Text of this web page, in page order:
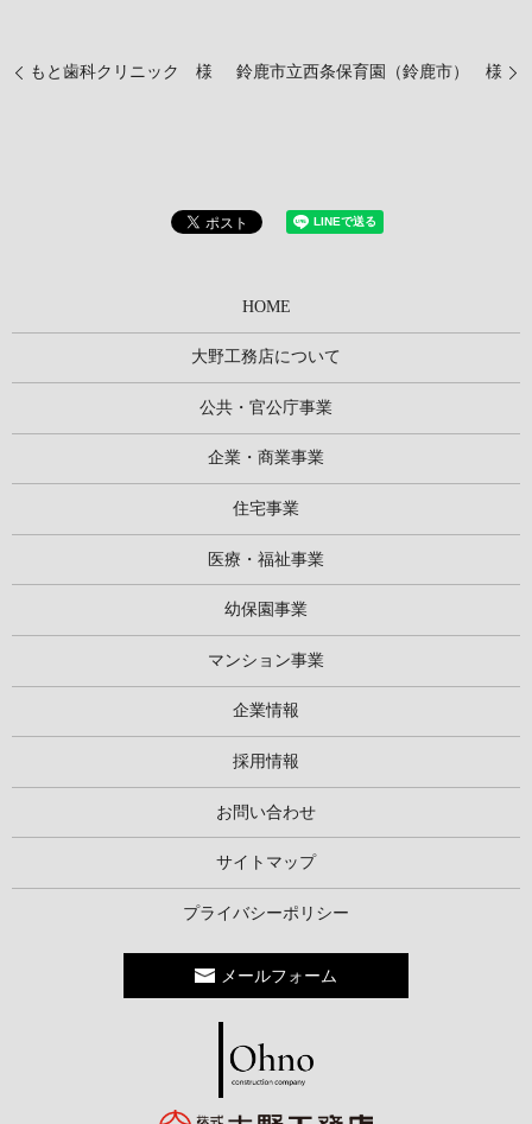
もと歯科クリニック 様 鈴鹿市立西条保育園（鈴鹿市） 様
HOME
大野工務店について
公共・官公庁事業
企業・商業事業
住宅事業
医療・福祉事業
幼保園事業
マンション事業
企業情報
採用情報
お問い合わせ
サイトマップ
プライバシーポリシー
メールフォーム